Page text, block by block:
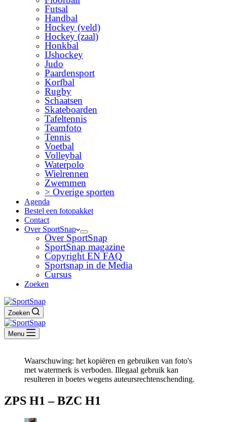
Futsal
Handbal
Hockey (veld)
Hockey (zaal)
Honkbal
IJshockey
Judo
Paardensport
Korfbal
Rugby
Schaatsen
Skateboarden
Tafeltennis
Teamfoto
Tennis
Voetbal
Volleybal
Waterpolo
Wielrennen
Zwemmen
> Overige sporten
Agenda
Bestel een fotopakket
Contact
Over SportSnap
Over SportSnap
SportSnap magazine
Copyright EN FAQ
Sportsnap in de Media
Cursus
Zoeken
Zoeken
Menu
Waarschuwing: het kopiëren en gebruiken van foto's
met watermerk is verboden. Illegaal gebruik kan
resulteren in boetes wegens auteursrechtenschending.
ZPS H1 – BZC H1